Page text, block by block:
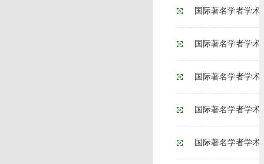
国际著名学者学术
国际著名学者学术
国际著名学者学术
国际著名学者学术
国际著名学者学术